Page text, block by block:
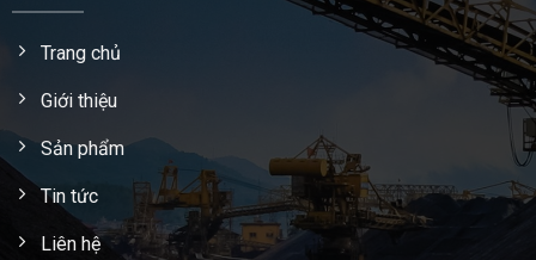
Trang chủ
Giới thiệu
Sản phẩm
Tin tức
Liên hệ